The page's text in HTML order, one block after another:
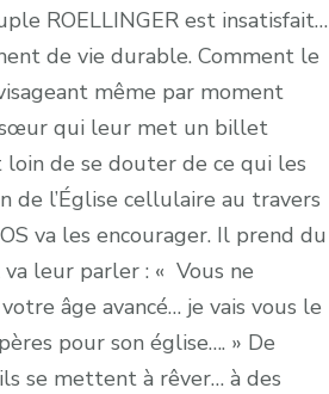
ROELLINGER est insatisfait…
de vie durable. Comment le
même par moment
sœur qui leur met un billet
loin de se douter de ce qui les
l’Église cellulaire au travers
va les encourager. Il prend du
leur parler : « Vous ne
âge avancé… je vais vous le
pour son église…. » De
se mettent à rêver… à des